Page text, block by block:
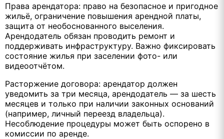
Права арендатора: право на безопасное и пригодное
жильё, ограничение повышения арендной платы,
защита от необоснованного выселения.
Арендодатель обязан проводить ремонт и
поддерживать инфраструктуру. Важно фиксировать
состояние жилья при заселении фото- или
видеоотчётом.
Расторжение договора: арендатор должен
уведомить за три месяца, арендодатель — за шесть
месяцев и только при наличии законных оснований
(например, личный переезд владельца).
Несоблюдение процедуры может быть оспорено в
комиссии по аренде.